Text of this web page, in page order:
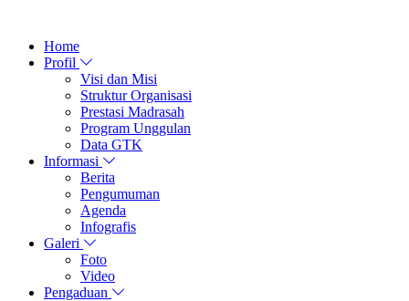
Home
Profil
Visi dan Misi
Struktur Organisasi
Prestasi Madrasah
Program Unggulan
Data GTK
Informasi
Berita
Pengumuman
Agenda
Infografis
Galeri
Foto
Video
Pengaduan